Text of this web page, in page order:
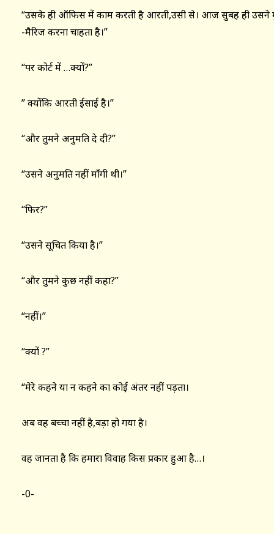
“उसके ही ऑफिस में काम करती है आरती,उसी से। आज सुबह ही उसने
-मैरिज करना चाहता है।”
“पर कोर्ट में …क्यों?”
” क्योंकि आरती ईसाई है।”
“और तुमने अनुमति दे दी?”
“उसने अनुमति नहीं माँगी थी।”
“फिर?”
“उसने सूचित किया है।”
“और तुमने कुछ नहीं कहा?”
“नहीं।”
“क्यों ?”
“मेरे कहने या न कहने का कोई अंतर नहीं पड़ता।
अब वह बच्चा नहीं है,बड़ा हो गया है।
वह जानता है कि हमारा विवाह किस प्रकार हुआ है…।
-0-